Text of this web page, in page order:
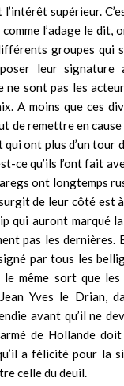
supérieur.
l’adage le dit,
groupes qui
leur
ne sont pas les
A moins que ces
de remettre en cause
ont plus d’un
ce qu’ils l’ont fait
ont longtemps
de leur côté est
qui auront marqué
pas les
par tous les
le même sort que
Yves le Drian,
avant qu’il ne
armé de Hollande
a félicité pour la
celle du deuil.